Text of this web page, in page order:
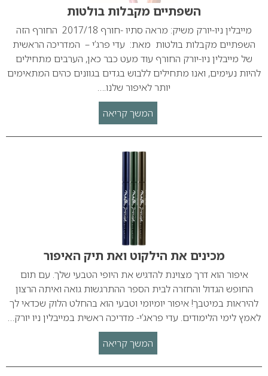
השפתיים מקבלות בולטות
מייבלין ניו-יורק משיק: מראה סתיו -חורף 2017/18 החורף הזה
השפתיים מקבלות בולטות מאת: עדי פרג’י – המדריכה הראשית
של מייבלין ניו-יורק החורף עוד מעט כבר כאן, הערבים מתחילים
להיות נעימים, ואנו מתחילים ללבוש בגדים בגוונים כהים המתאימים
יותר לאיפור שלנו.…
המשך קריאה
מכינים את הילקוט ואת תיק האיפור
איפור הוא דרך מצוינת להדגיש את היופי הטבעי שלך. עם תום
החופש הגדול והחזרה לבית הספר ההתרגשות גואה ואיתה הרצון
להיראות במיטבך! איפור יומיומי וטבעי הוא בהחלט הלוק שכדאי לך
לאמץ לימי הלימודים. עדי פראג’י- מדריכה ראשית במייבלין ניו יורק…
המשך קריאה